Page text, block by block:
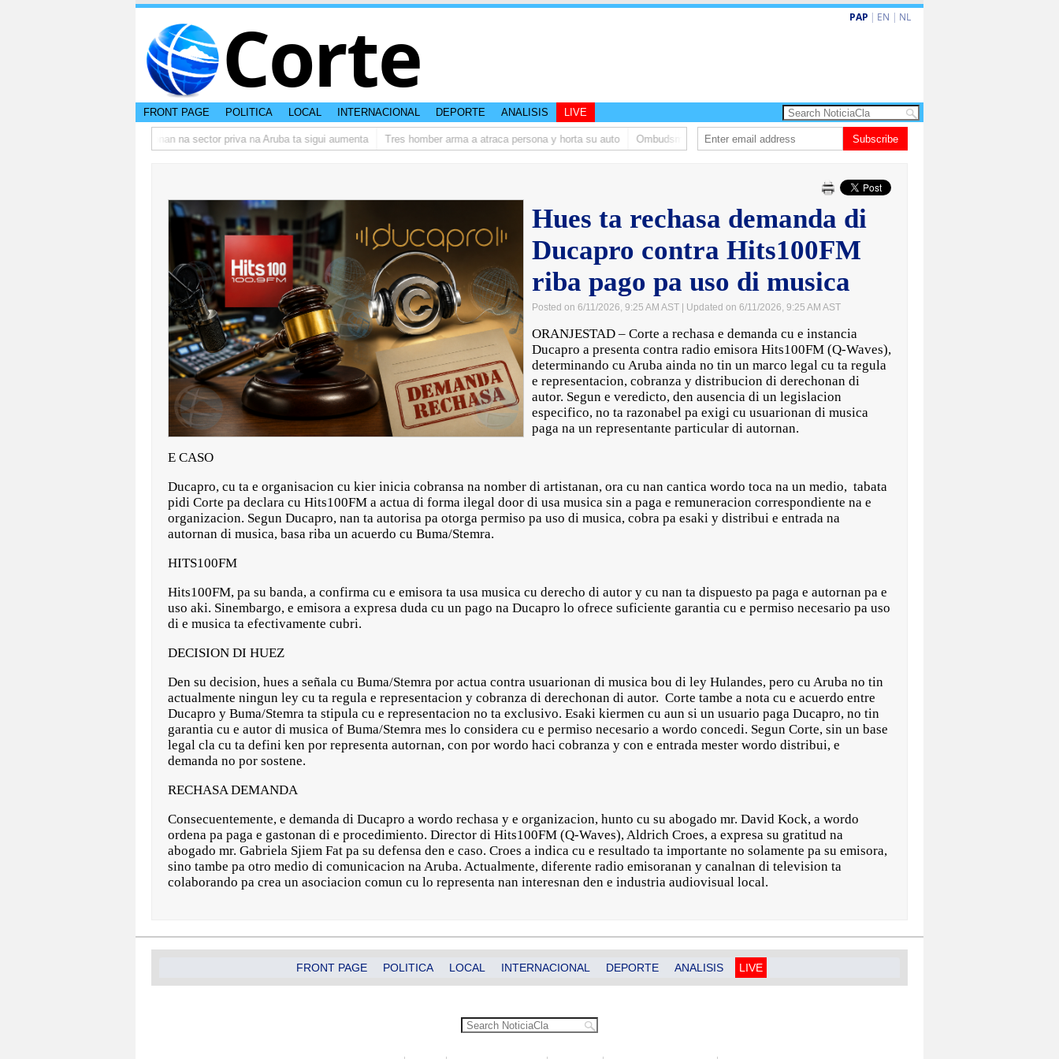
Corte PAP | EN | NL
FRONT PAGE POLITICA LOCAL INTERNACIONAL DEPORTE ANALISIS LIVE
Prestamonan na sector priva na Aruba ta sigui aumenta Tres homber arma a atraca persona y horta su auto Ombudsman ta bishita barionan pa atende kehonan di ciudadano
Subscribe
Hues ta rechasa demanda di
Ducapro contra Hits100FM
riba pago pa uso di musica
Posted on 6/11/2026, 9:25 AM AST | Updated on 6/11/2026, 9:25 AM AST
ORANJESTAD – Corte a rechasa e demanda cu e instancia
Ducapro a presenta contra radio emisora Hits100FM (Q-Waves),
determinando cu Aruba ainda no tin un marco legal cu ta regula
e representacion, cobranza y distribucion di derechonan di
autor. Segun e veredicto, den ausencia di un legislacion
especifico, no ta razonabel pa exigi cu usuarionan di musica
paga na un representante particular di autornan.
E CASO
Ducapro, cu ta e organisacion cu kier inicia cobransa na nomber di artistanan, ora cu nan cantica wordo toca na un medio, tabata
pidi Corte pa declara cu Hits100FM a actua di forma ilegal door di usa musica sin a paga e remuneracion correspondiente na e
organizacion. Segun Ducapro, nan ta autorisa pa otorga permiso pa uso di musica, cobra pa esaki y distribui e entrada na
autornan di musica, basa riba un acuerdo cu Buma/Stemra.
HITS100FM
Hits100FM, pa su banda, a confirma cu e emisora ta usa musica cu derecho di autor y cu nan ta dispuesto pa paga e autornan pa e
uso aki. Sinembargo, e emisora a expresa duda cu un pago na Ducapro lo ofrece suficiente garantia cu e permiso necesario pa uso
di e musica ta efectivamente cubri.
DECISION DI HUEZ
Den su decision, hues a señala cu Buma/Stemra por actua contra usuarionan di musica bou di ley Hulandes, pero cu Aruba no tin
actualmente ningun ley cu ta regula e representacion y cobranza di derechonan di autor. Corte tambe a nota cu e acuerdo entre
Ducapro y Buma/Stemra ta stipula cu e representacion no ta exclusivo. Esaki kiermen cu aun si un usuario paga Ducapro, no tin
garantia cu e autor di musica of Buma/Stemra mes lo considera cu e permiso necesario a wordo concedi. Segun Corte, sin un base
legal cla cu ta defini ken por representa autornan, con por wordo haci cobranza y con e entrada mester wordo distribui, e
demanda no por sostene.
RECHASA DEMANDA
Consecuentemente, e demanda di Ducapro a wordo rechasa y e organizacion, hunto cu su abogado mr. David Kock, a wordo
ordena pa paga e gastonan di e procedimiento. Director di Hits100FM (Q-Waves), Aldrich Croes, a expresa su gratitud na
abogado mr. Gabriela Sjiem Fat pa su defensa den e caso. Croes a indica cu e resultado ta importante no solamente pa su emisora,
sino tambe pa otro medio di comunicacion na Aruba. Actualmente, diferente radio emisoranan y canalnan di television ta
colaborando pa crea un asociacion comun cu lo representa nan interesnan den e industria audiovisual local.
FRONT PAGE POLITICA LOCAL INTERNACIONAL DEPORTE ANALISIS LIVE